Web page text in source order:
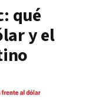
qué
y el